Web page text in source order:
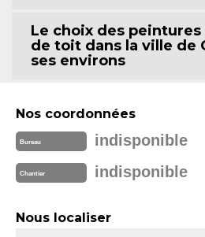
Le choix des
de toit dans la ville de
ses environs
Nos coordonnées
Bureau indisponible
Chantier indisponible
Nous localiser